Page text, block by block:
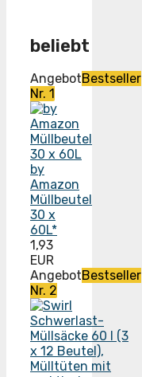
beliebt
AngebotBestseller
Nr. 1
by
Amazon
Müllbeutel
30 x
60L*
1,93
EUR
AngebotBestseller
Nr. 2